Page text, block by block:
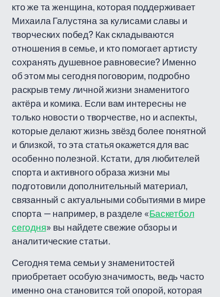
кто же та женщина, которая поддерживает
Михаила Галустяна за кулисами славы и
творческих побед? Как складываются
отношения в семье, и кто помогает артисту
сохранять душевное равновесие? Именно
об этом мы сегодня поговорим, подробно
раскрыв тему личной жизни знаменитого
актёра и комика. Если вам интересны не
только новости о творчестве, но и аспекты,
которые делают жизнь звёзд более понятной
и близкой, то эта статья окажется для вас
особенно полезной. Кстати, для любителей
спорта и активного образа жизни мы
подготовили дополнительный материал,
связанный с актуальными событиями в мире
спорта — например, в разделе «Баскетбол
сегодня» вы найдете свежие обзоры и
аналитические статьи.
Сегодня тема семьи у знаменитостей
приобретает особую значимость, ведь часто
именно она становится той опорой, которая